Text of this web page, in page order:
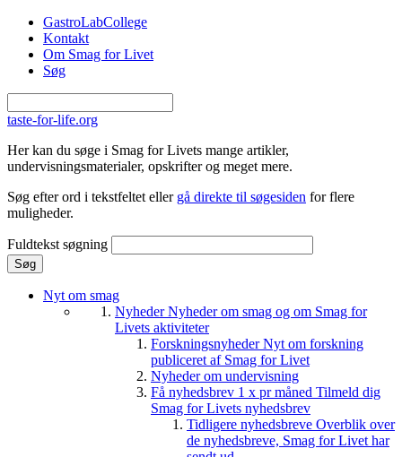
Gå til hovedindhold
GastroLabCollege
Kontakt
Om Smag for Livet
Søg
taste-for-life.org
Her kan du søge i Smag for Livets mange artikler,
undervisningsmaterialer, opskrifter og meget mere.
Søg efter ord i tekstfeltet eller gå direkte til søgesiden for flere
muligheder.
Fuldtekst søgning
Nyt om smag
NyhederNyheder om smag og om Smag for
Livets aktiviteter
ForskningsnyhederNyt om forskning
publiceret af Smag for Livet
Nyheder om undervisning
Få nyhedsbrev 1 x pr måned Tilmeld dig
Smag for Livets nyhedsbrev
Tidligere nyhedsbreve Overblik over
de nyhedsbreve, Smag for Livet har